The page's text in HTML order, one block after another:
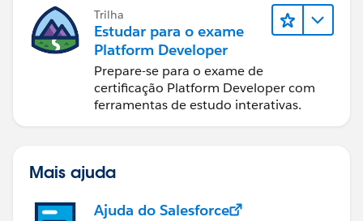
Trilha
Estudar para o exame
Platform Developer
Prepare-se para o exame de
certificação Platform Developer com
ferramentas de estudo interativas.
Mais ajuda
Ajuda do Salesforce